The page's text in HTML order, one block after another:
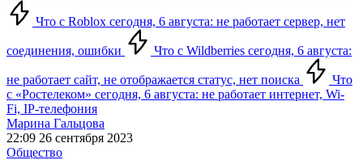
Что с Roblox сегодня, 6 августа: не работает сервер, нет
соединения, ошибки Что с Wildberries сегодня, 6 августа:
не работает сайт, не отображается статус, нет поиска
Что
с «Ростелеком» сегодня, 6 августа: не работает интернет, Wi-
Fi, IP-телефония
Марина Гальцова
22:09 26 сентября 2023
Общество